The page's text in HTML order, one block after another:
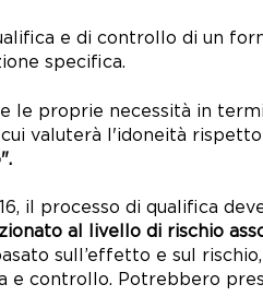
e di controllo di un
specifica.
le proprie necessità in
valuterà l'idoneità
il processo di qualifica
al livello di rischio
sull’effetto e sul
e controllo. Potrebbero